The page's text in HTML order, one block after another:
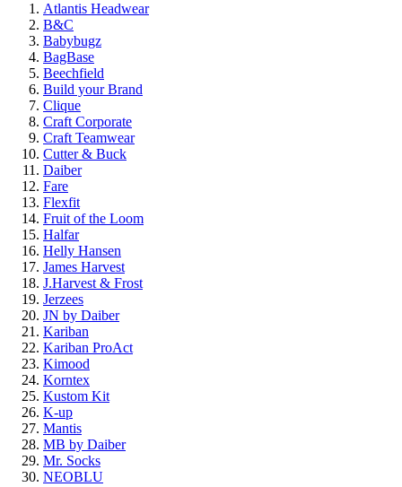
Atlantis Headwear
B&C
Babybugz
BagBase
Beechfield
Build your Brand
Clique
Craft Corporate
Craft Teamwear
Cutter & Buck
Daiber
Fare
Flexfit
Fruit of the Loom
Halfar
Helly Hansen
James Harvest
J.Harvest & Frost
Jerzees
JN by Daiber
Kariban
Kariban ProAct
Kimood
Korntex
Kustom Kit
K-up
Mantis
MB by Daiber
Mr. Socks
NEOBLU